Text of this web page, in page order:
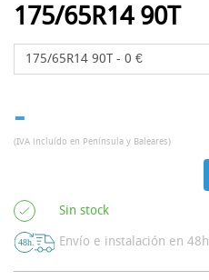
175/65R14 90T
-
(IVA incluído en Península y Baleares)
Sin stock
Envío e instalación en 48h